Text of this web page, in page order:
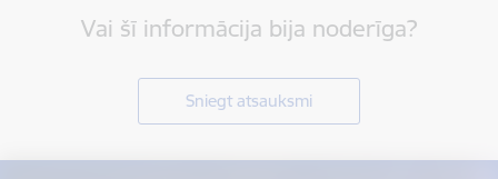
Vai šī informācija bija noderīga?
Sniegt atsauksmi